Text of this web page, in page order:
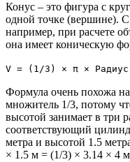
Конус – это фигура с
одной точке (вершине).
например, при расчете
она имеет коническую
V = (1/3) × π ×
Формула очень похожа
множитель 1/3, потому
высотой занимает в три
соответствующий
метра и высотой 1.5
× 1.5 м = (1/3) × 3.14 × 4